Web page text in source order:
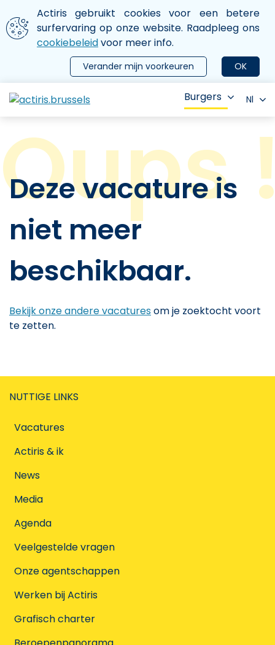
Aller au contenu principal
We gebruiken cookies
Actiris gebruikt cookies voor een betere
surfervaring op onze website. Raadpleeg ons
cookiebeleidvoor meer info.
OK
Verander mijn voorkeuren
le menu
Burgers Nl
Deze vacature is
niet meer
beschikbaar.
Bekijk onze andere vacaturesom je zoektocht voort
te zetten.
NUTTIGE LINKS
Vacatures
Actiris & ik
News
Media
Agenda
Veelgestelde vragen
Onze agentschappen
Werken bij Actiris
Grafisch charter